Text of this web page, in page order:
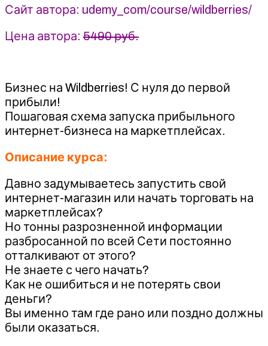
Александр
Сайт автора: udemy_com/course/wildberries/
Цена автора: 5490 руб.
Бизнес на Wildberries! С нуля до первой
прибыли!
Пошаговая схема запуска прибыльного
интернет-бизнеса на маркетплейсах.
Описание курса:
Давно задумываетесь запустить свой
интернет-магазин или начать торговать на
маркетплейсах?
Но тонны разрозненной информации
разбросанной по всей Сети постоянно
отталкивают от этого?
Не знаете с чего начать?
Как не ошибиться и не потерять свои
деньги?
Вы именно там где рано или поздно должны
были оказаться.